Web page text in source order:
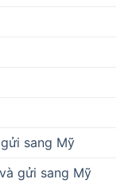
sang Mỹ
gửi sang Mỹ